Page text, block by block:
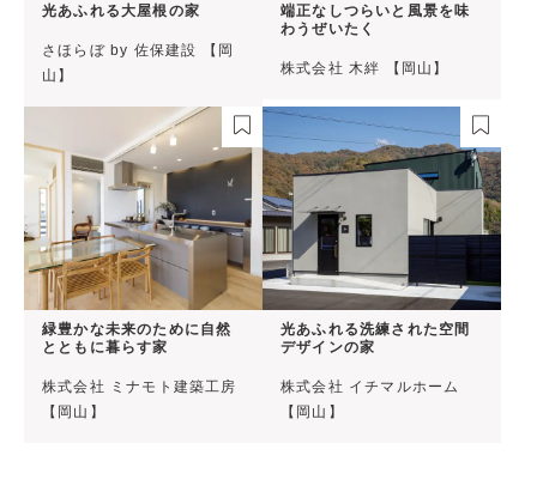
光あふれる大屋根の家
さほらぼ by 佐保建設 【岡
山】
端正なしつらいと風景を味
わうぜいたく
株式会社 木絆 【岡山】
緑豊かな未来のために自然
とともに暮らす家
株式会社 ミナモト建築工房
【岡山】
光あふれる洗練された空間
デザインの家
株式会社 イチマルホーム
【岡山】